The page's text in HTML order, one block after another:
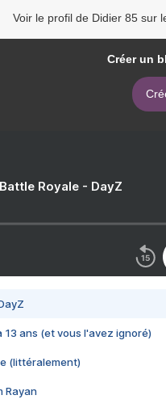
Voir le profil de Didier 85 sur
Créer un
Royale - DayZ
13 ans (et vous l'avez ignoré)
(littéralement)
Rayan